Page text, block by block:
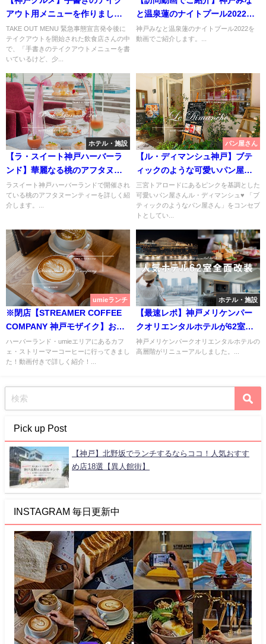
アウト用メニューを作りまし
た！【飲食店を応援】
TAKE OUT MENU 緊急事態宣言発令後に
テイクアウトを開始された飲食店さんの中
で、「手書きのテイクアウトメニューを書
いているけど、少...
と温泉蓮のナイトプール2022の
全て！
神戸みなと温泉蓮のナイトプール2022を
動画でご紹介します。...
ホテル・施設
【ラ・スイート神戸ハーバーラ
ンド】華麗なる桃のアフタヌー
ンティー
ラスイート神戸ハーバーランドで開催され
ている桃のアフタヌーンティーを詳しく紹
介します。...
パン屋さん
【ル・ディマンシュ神戸】ブテ
ィックのような可愛いパン屋さ
ん【Le Dimanche】
三宮トアロードにあるピンクを基調とした
可愛いパン屋さんル・ディマンシュ♥ 「ブ
ティックのようなパン屋さん」をコンセプ
トとしてい...
umieランチ
※閉店【STREAMER COFFEE
COMPANY 神戸モザイク】お洒
落カフェで美しいラテアート
【ストリーマーコーヒーカンパ
ニー】
ハーバーランド・umieエリアにあるカフ
ェ・ストリーマーコーヒーに行ってきまし
た！動画付きで詳しく紹介！...
ホテル・施設
【最速レポ】神戸メリケンパー
クオリエンタルホテルが62室の
リニューアル！
神戸メリケンパークオリエンタルホテルの
高層階がリニューアルしました。...
Pick up Post
【神戸】北野坂でランチするならココ！人気おすす
め店18選【異人館街】
INSTAGRAM 毎日更新中